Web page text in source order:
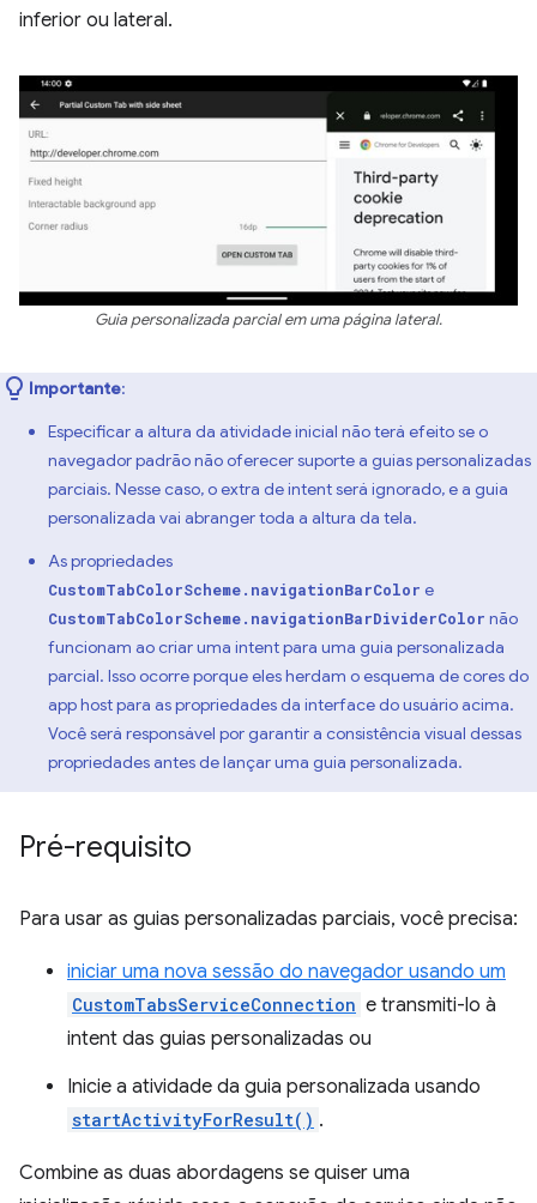
inferior ou lateral.
Guia personalizada parcial em uma página lateral.
Importante:
Especificar a altura da atividade inicial não terá efeito se o
navegador padrão não oferecer suporte a guias personalizadas
parciais. Nesse caso, o extra de intent será ignorado, e a guia
personalizada vai abranger toda a altura da tela.
As propriedades
CustomTabColorScheme.navigationBarColor e
CustomTabColorScheme.navigationBarDividerColor não
funcionam ao criar uma intent para uma guia personalizada
parcial. Isso ocorre porque eles herdam o esquema de cores do
app host para as propriedades da interface do usuário acima.
Você será responsável por garantir a consistência visual dessas
propriedades antes de lançar uma guia personalizada.
Pré-requisito
Para usar as guias personalizadas parciais, você precisa:
iniciar uma nova sessão do navegador usando um
CustomTabsServiceConnection e transmiti-lo à
intent das guias personalizadas ou
Inicie a atividade da guia personalizada usando
startActivityForResult() .
Combine as duas abordagens se quiser uma